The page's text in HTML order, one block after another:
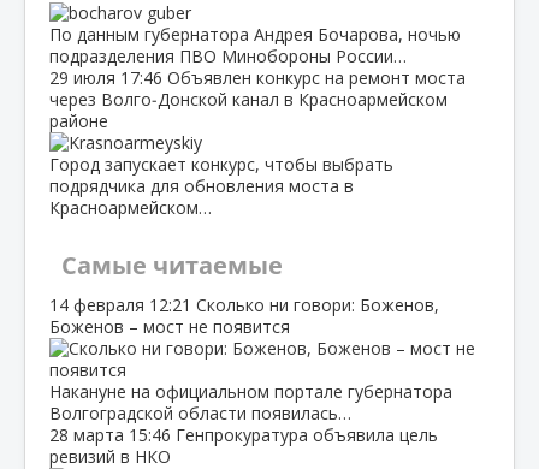
По данным губернатора Андрея Бочарова, ночью
подразделения ПВО Минобороны России…
29 июля 17:46 Объявлен конкурс на ремонт моста
через Волго‑Донской канал в Красноармейском
районе
Город запускает конкурс, чтобы выбрать
подрядчика для обновления моста в
Красноармейском…
Самые читаемые
14 февраля 12:21 Сколько ни говори: Боженов,
Боженов – мост не появится
Накануне на официальном портале губернатора
Волгоградской области появилась…
28 марта 15:46 Генпрокуратура объявила цель
ревизий в НКО